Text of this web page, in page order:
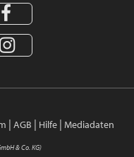
| AGB | Hilfe| Mediadaten
& Co. KG)